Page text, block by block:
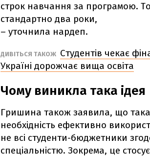
строк навчання за програмою.
стандартно два роки,
– уточнила нардеп.
ДИВІТЬСЯ ТАКОЖ Студентів чекає
Україні дорожчає вища освіта
Чому виникла така ідея
Гришина також заявила, що така
необхідність ефективно
не всі студенти-бюджетники
спеціальністю. Зокрема, це